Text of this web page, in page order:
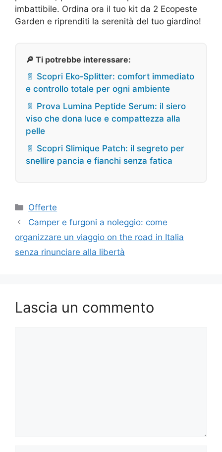
imbattibile. Ordina ora il tuo kit da 2 Ecopeste
Garden e riprenditi la serenità del tuo giardino!
🔎 Ti potrebbe interessare:
📄 Scopri Eko‑Splitter: comfort immediato
e controllo totale per ogni ambiente
📄 Prova Lumina Peptide Serum: il siero
viso che dona luce e compattezza alla
pelle
📄 Scopri Slimique Patch: il segreto per
snellire pancia e fianchi senza fatica
Categorie
Offerte
Camper e furgoni a noleggio: come
organizzare un viaggio on the road in Italia
senza rinunciare alla libertà
Lascia un commento